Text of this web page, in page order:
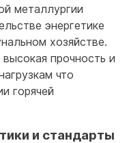
металлургии
энергетике
хозяйстве.
прочность и
что
горячей
и стандарты